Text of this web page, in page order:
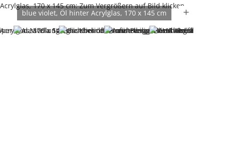
blue violet, Öl hinter Acrylglas, 170 x 145 cm